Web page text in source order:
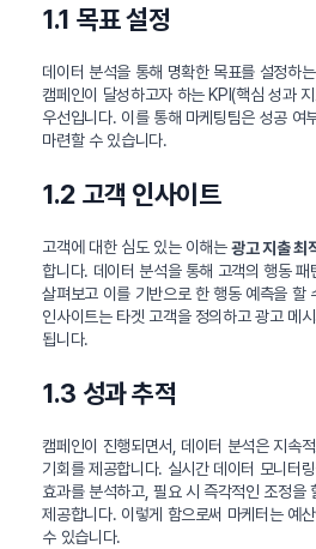
1.1 목표 설정
데이터 분석을 통해 명확한 목표를 설정하
캠페인이 달성하고자 하는 KPI(핵심 성과 지
우선입니다. 이를 통해 마케팅팀은 성공 여
마련할 수 있습니다.
1.2 고객 인사이트
고객에 대한 심도 있는 이해는광고 지출 최
합니다. 데이터 분석을 통해 고객의 행동
살펴보고 이를 기반으로 한 행동 예측을 할
인사이트는 타겟 고객을 정의하고 광고 메
됩니다.
1.3 성과 추적
캠페인이 진행되면서, 데이터 분석은 지속
기회를 제공합니다. 실시간 데이터 모니터
효과를 분석하고, 필요 시 즉각적인 조정을
제공합니다. 이렇게 함으로써 마케터는 예
수 있습니다.